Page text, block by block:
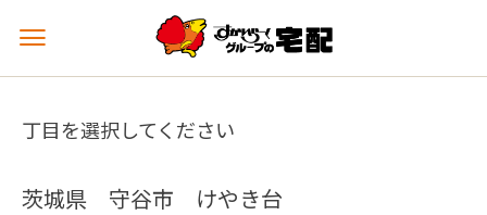
メ
ュ
を
丁目を選択してください
茨城県 守谷市 けやき台